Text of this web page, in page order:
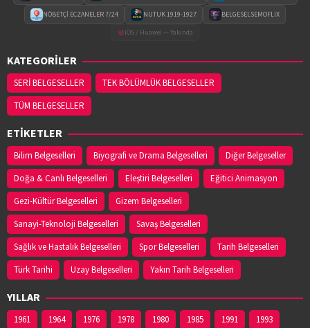
NÖBETÇİ ECZANELER 7/24 NUTUK 1919-1927
BELGESELSEMOFLIX
iOS / Huawei — Yakında
KATEGORİLER
SERİ BELGESELLER
TEK BÖLÜMLÜK BELGESELLER
TÜM BELGESELLER
ETİKETLER
Bilim Belgeselleri Biyografi ve Drama Belgeselleri
Diğer Belgeseller
Doğa & Canlı Belgeselleri
Eleştiri Belgeselleri
Eğitici Animasyon
Gezi-Kültür Belgeselleri
Gizem Belgeselleri
Sanayi-Teknoloji Belgeselleri
Savaş Belgeselleri
Sağlık ve Hastalık Belgeselleri
Spor Belgeselleri
Tarih Belgeselleri
Türk Tarihi
Uzay Belgeselleri Yakın Tarih Belgeselleri
YILLAR
1961 1964 1976 1978 1980 1985 1991 1993